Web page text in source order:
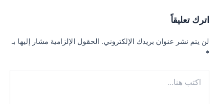
اترك تعليقاً
لن يتم نشر عنوان بريدك الإلكتروني. الحقول الإلزامية مشار إليها بـ
*
هنا...